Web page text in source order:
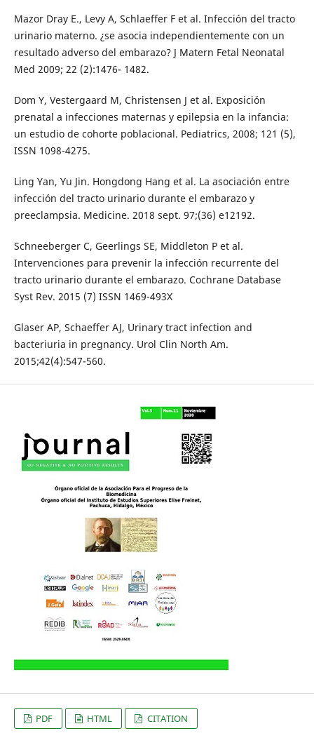
Mazor Dray E., Levy A, Schlaeffer F et al. Infección del tracto
urinario materno. ¿se asocia independientemente con un
resultado adverso del embarazo? J Matern Fetal Neonatal
Med 2009; 22 (2):1476- 1482.
Dom Y, Vestergaard M, Christensen J et al. Exposición
prenatal a infecciones maternas y epilepsia en la infancia:
un estudio de cohorte poblacional. Pediatrics, 2008; 121 (5),
ISSN 1098-4275.
Ling Yan, Yu Jin. Hongdong Hang et al. La asociación entre
infección del tracto urinario durante el embarazo y
preeclampsia. Medicine. 2018 sept. 97;(36) e12192.
Schneeberger C, Geerlings SE, Middleton P et al.
Intervenciones para prevenir la infección recurrente del
tracto urinario durante el embarazo. Cochrane Database
Syst Rev. 2015 (7) ISSN 1469-493X
Glaser AP, Schaeffer AJ, Urinary tract infection and
bacteriuria in pregnancy. Urol Clin North Am.
2015;42(4):547-560.
PDF HTML CITATION